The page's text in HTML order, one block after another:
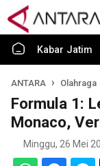
Kabar Jatim
ANTARA Olahraga
Formula 1:
Monaco,
Minggu, 26 Mei